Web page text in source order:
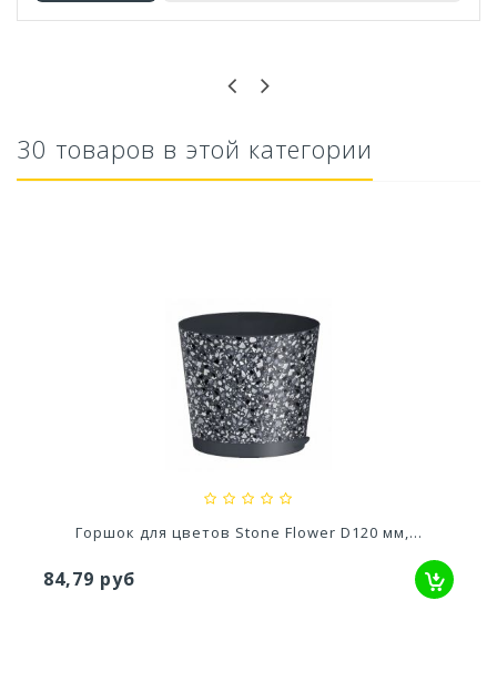
Стол Rodos
30 товаров в этой категории
Горшок для цветов Stone Flower D120 мм,...
84,79 руб